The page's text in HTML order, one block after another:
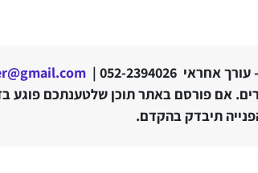
052-2394026 |
אם פורסם באתר תוכן שלטענתכם פוגע
תיבדק בהקדם.